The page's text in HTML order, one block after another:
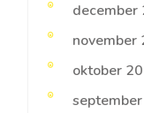
december
november
oktober